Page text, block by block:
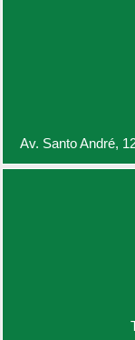
Av. Santo André,